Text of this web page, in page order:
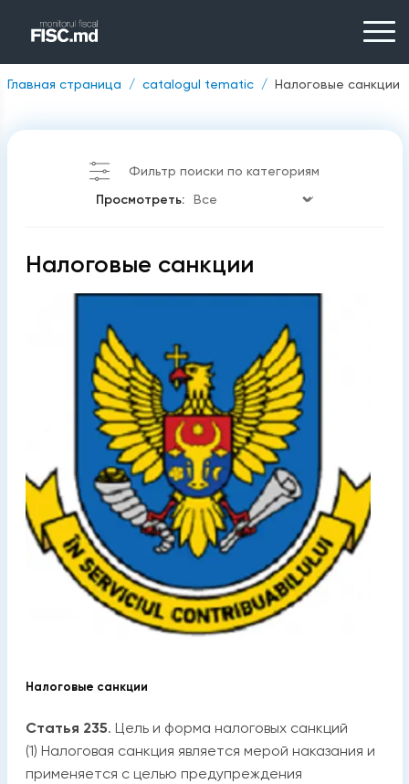
Главная страница catalogul tematic Налоговые санкции
Фильтр поиски по категориям
Просмотреть:
Налоговые санкции
Налоговые санкции
Статья 235. Цель и форма налоговых санкций
(1) Налоговая санкция является мерой наказания и
применяется с целью предупреждения